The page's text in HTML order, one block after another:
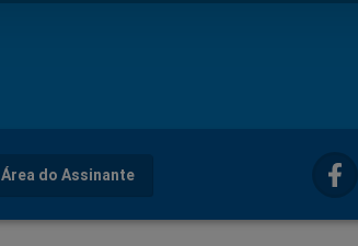
Área do Assinante